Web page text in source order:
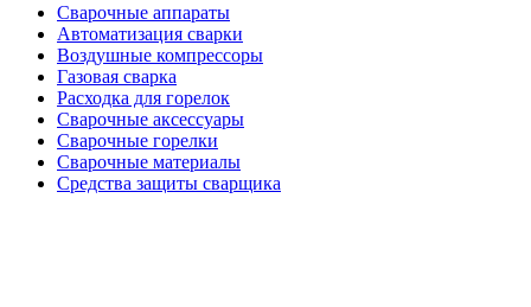
Сварочные аппараты
Автоматизация сварки
Воздушные компрессоры
Газовая сварка
Расходка для горелок
Сварочные аксессуары
Сварочные горелки
Сварочные материалы
Средства защиты сварщика